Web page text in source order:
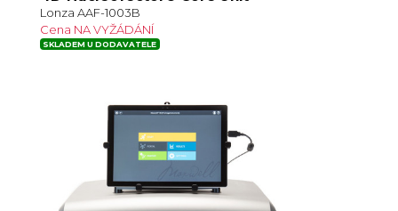
Lonza AAF-1003B
Cena NA VYŽÁDÁNÍ
SKLADEM U DODAVATELE